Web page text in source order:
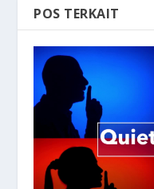
POS TERKAIT